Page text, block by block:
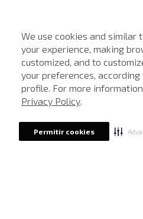
We use cookies and similar
your experience, making
customized, and to
your preferences,
profile. For more
Privacy Policy.
Permitir cookies